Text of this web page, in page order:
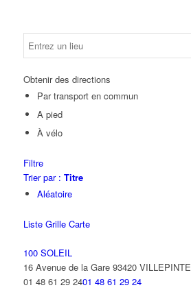
Obtenir des directions
Par transport en commun
A pied
À vélo
Filtre
Trier par : Titre
Aléatoire
Liste Grille Carte
100 SOLEIL
16 Avenue de la Gare 93420 VILLEPINTE
01 48 61 29 2401 48 61 29 24